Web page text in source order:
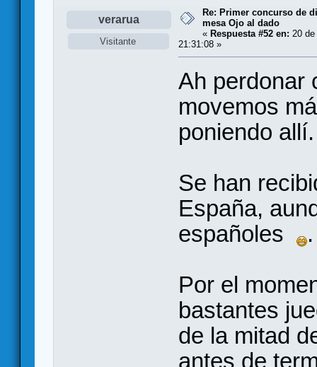
verarua
Visitante
Re: Primer concurso de
mesa Ojo al dado
« Respuesta #52 en: 20
21:31:08 »
Ah perdonar
movemos
poniendo allí.
Se han
España,
españoles
.
Por el
bastantes
de la mitad
antes de